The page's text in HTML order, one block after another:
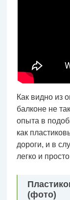
Как видно из
балконе не
опыта в
как
дороги, и в
легко и
(фото)